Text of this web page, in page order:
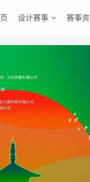
设计赛事 赛事